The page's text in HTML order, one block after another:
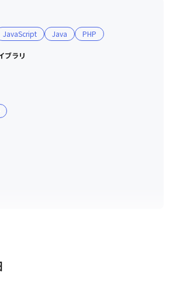
ない人事制度により、実績と評価に応
アップが見込め、30代の管理職も多
ッシュ休暇やサポート休暇などの福利
、健康経営優良法人、えるぼし（女性
育児支援）認証を取得している働きや
活躍できる職場つくりを進めるため、
ングや集合研修、さまざまなジャンル
援を行っています
JavaScript Java PHP
ブラリ